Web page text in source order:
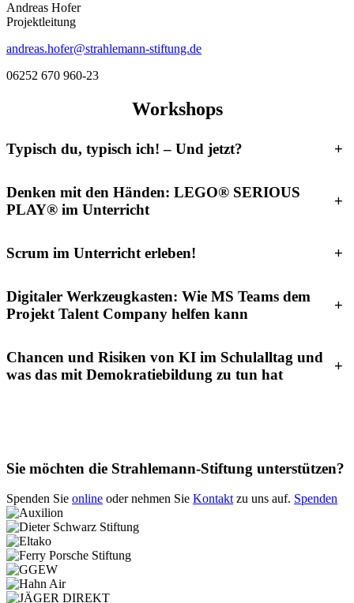
Andreas Hofer
Projektleitung
andreas.hofer@strahlemann-stiftung.de
06252 670 960-23
Workshops
Typisch du, typisch ich! – Und jetzt? +
Denken mit den Händen: LEGO® SERIOUS
PLAY® im Unterricht
+
Scrum im Unterricht erleben! +
Digitaler Werkzeugkasten: Wie MS Teams dem
Projekt Talent Company helfen kann
+
Chancen und Risiken von KI im Schulalltag und
was das mit Demokratiebildung zu tun hat
+
Sie möchten die Strahlemann-Stiftung unterstützen?
Spenden Sie online oder nehmen Sie Kontakt zu uns auf. Spenden